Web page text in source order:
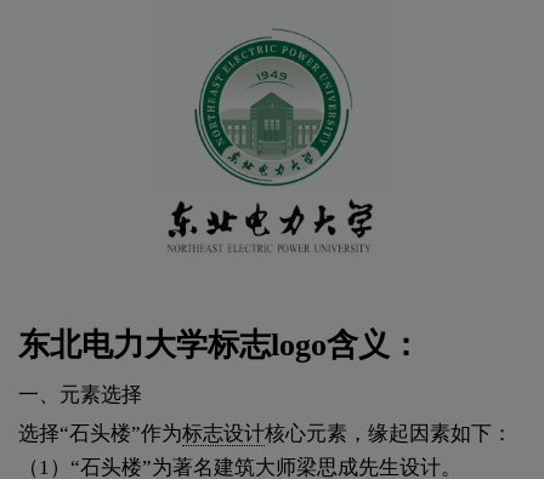
东北电力大学标志logo含义：
一、元素选择
选择“石头楼”作为标志设计核心元素，缘起因素如下：
（1）“石头楼”为著名建筑大师梁思成先生设计。